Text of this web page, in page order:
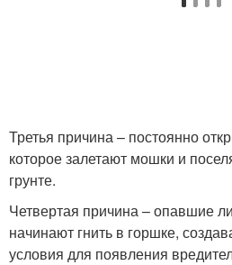
Третья причина – постоянно
которое залетают мошки и
грунте.
Четвертая причина – опавшие
начинают гнить в горшке,
условия для появления